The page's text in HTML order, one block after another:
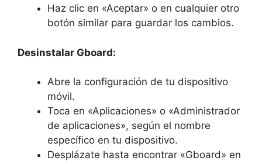
Haz‍ clic en «Aceptar» o en cualquier ​otro
botón similar para guardar ⁣los⁣ cambios.
Desinstalar Gboard:
Abre la configuración de tu ⁣dispositivo
⁢móvil.
Toca ​en‍ «Aplicaciones» o «Administrador
de aplicaciones», según el nombre
específico ‍en tu dispositivo.
Desplázate hasta encontrar «Gboard» en